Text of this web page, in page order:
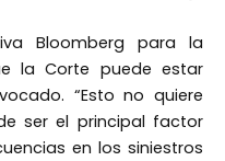
Bloomberg para la
la Corte puede estar
“Esto no quiere
ser el principal factor
en los siniestros